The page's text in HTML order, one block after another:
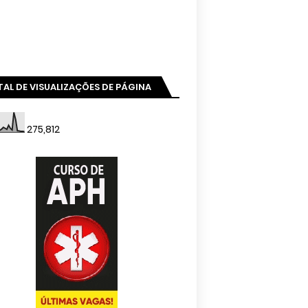
DE VISUALIZAÇÕES DE PÁGINA
275,812